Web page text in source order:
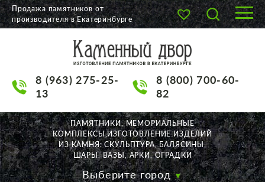
О КОМПАНИИ
НАШИ РАБОТЫ
АКЦИИ
ДОСТАВКА
КОНТАКТЫ
Продажа памятников от
производителя в Екатеринбурге
8 (963) 275-25-
13
8 (800) 700-60-
82
ПАМЯТНИКИ, МЕМОРИАЛЬНЫЕ
КОМПЛЕКСЫ,ИЗГОТОВЛЕНИЕ ИЗДЕЛИЙ
ИЗ КАМНЯ: СКУЛЬПТУРА, БАЛЯСИНЫ,
ШАРЫ, ВАЗЫ, АРКИ, ОГРАДКИ
Выберите город